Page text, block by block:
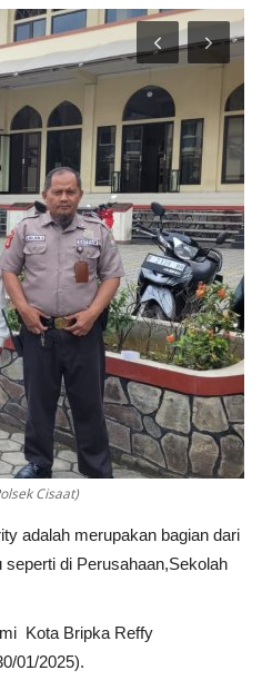
Cisaat)
adalah merupakan bagian dari
di Perusahaan,Sekolah
Kota Bripka Reffy
01/2025).